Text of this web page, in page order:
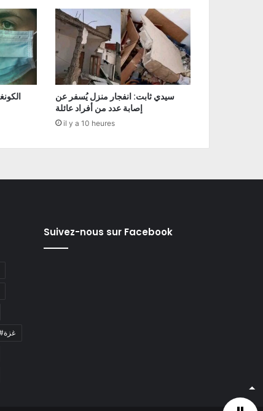
سيدي ثابت: انفجار منزل يُسفر عن
إصابة عدد من أفراد عائلة
il y a 10 heures
#غزة
Suivez-nous sur Facebook